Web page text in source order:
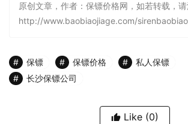
原创文章，作者：保镖价格网，如若转载，请
http://www.baobiaojiage.com/
保镖 保镖价格
私人保镖
长沙保镖公司
Like (0)